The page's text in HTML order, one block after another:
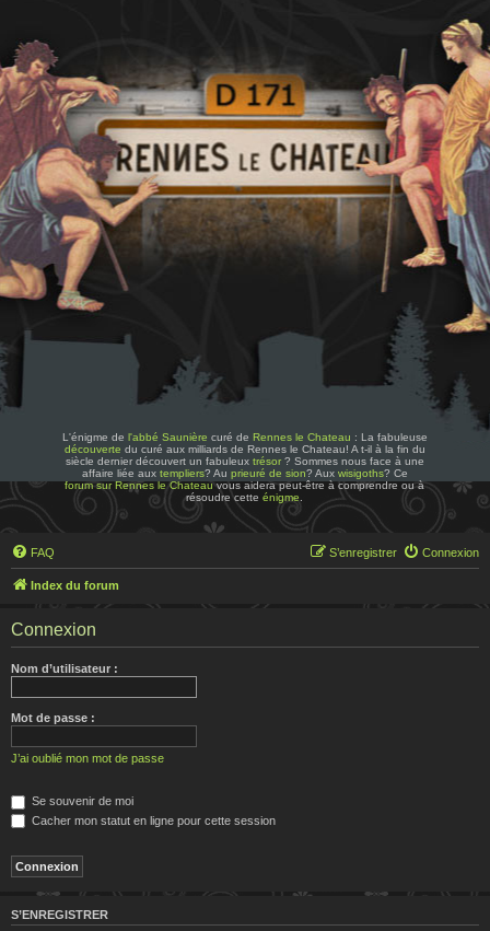
L'énigme de l'abbé Saunière curé de Rennes le Chateau : La fabuleuse
découverte du curé aux milliards de Rennes le Chateau! A t-il à la fin du
siècle dernier découvert un fabuleux trésor? Sommes nous face à une
affaire liée aux templiers? Au prieuré de sion? Aux wisigoths? Ce
forum sur Rennes le Chateauvous aidera peut-être à comprendre ou à
résoudre cetteénigme
FAQ Connexion
S’enregistrer
Index du forum
Connexion
Nom d’utilisateur :
Mot de passe :
J’ai oublié mon mot de passe
Se souvenir de moi
Cacher mon statut en ligne pour cette session
S’ENREGISTRER